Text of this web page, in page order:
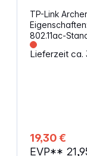
TP-Link
Eigenschaften: Starke WLAN-Leistung: Mit dem
802.11ac-
(433 Mbit/s
WLAN-
Schnittstelle: USB 2.0
Standards:
802.11a/n/ac 5 GHz WLAN-
Lieferzeit ca.
19,30 €
EVP**